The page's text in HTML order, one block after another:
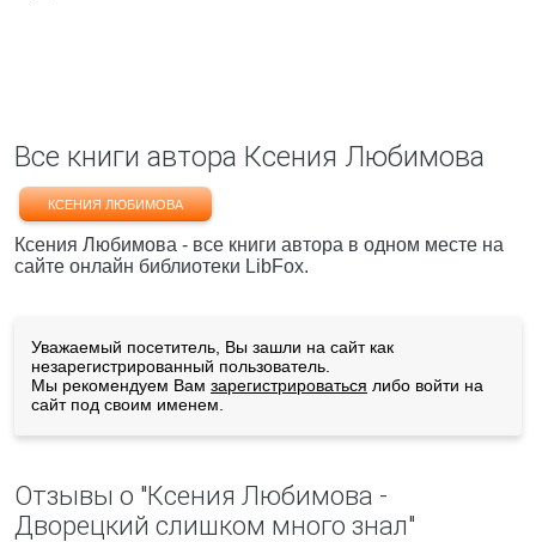
Все книги автора Ксения Любимова
КСЕНИЯ ЛЮБИМОВА
Ксения Любимова - все книги автора в одном месте на
сайте онлайн библиотеки LibFox.
Уважаемый посетитель, Вы зашли на сайт как
незарегистрированный пользователь.
Мы рекомендуем Вам зарегистрироваться либо войти на
сайт под своим именем.
Отзывы о "Ксения Любимова -
Дворецкий слишком много знал"